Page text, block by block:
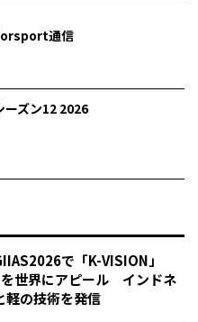
通信
ーズン12 2026
で「K-VISION」
を世界にアピール インドネ
軽の技術を発信